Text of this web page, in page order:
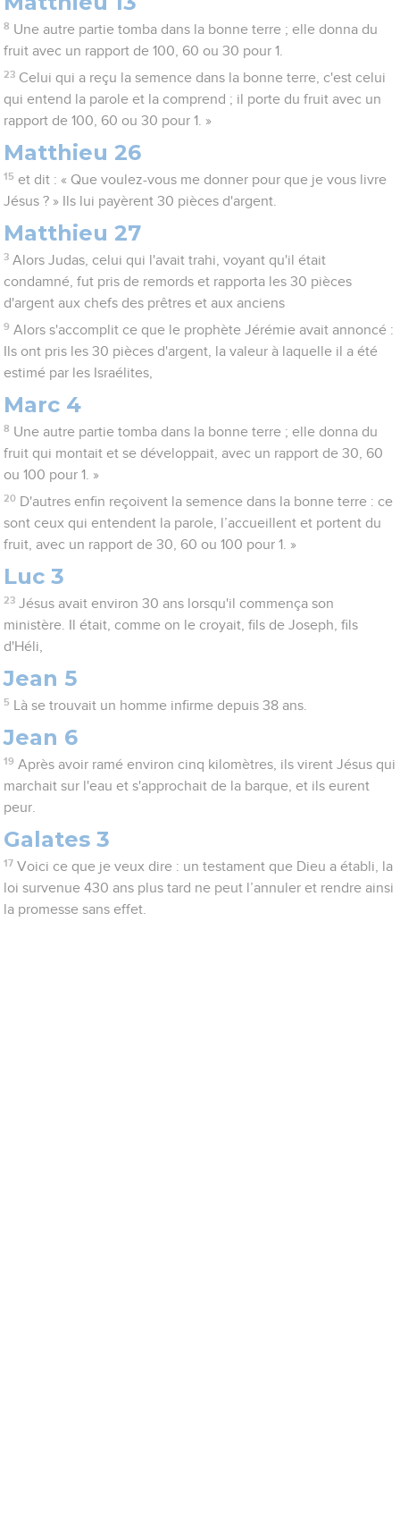
8 Une autre partie tomba dans la bonne terre ; elle donna du
fruit avec un rapport de 100, 60 ou 30 pour 1.
23 Celui qui a reçu la semence dans la bonne terre, c'est celui
qui entend la parole et la comprend ; il porte du fruit avec un
rapport de 100, 60 ou 30 pour 1. »
Matthieu 26
15 et dit : « Que voulez-vous me donner pour que je vous livre
Jésus ? » Ils lui payèrent 30 pièces d'argent.
Matthieu 27
3 Alors Judas, celui qui l'avait trahi, voyant qu'il était
condamné, fut pris de remords et rapporta les 30 pièces
d'argent aux chefs des prêtres et aux anciens
9 Alors s'accomplit ce que le prophète Jérémie avait annoncé :
Ils ont pris les 30 pièces d'argent, la valeur à laquelle il a été
estimé par les Israélites,
Marc 4
8 Une autre partie tomba dans la bonne terre ; elle donna du
fruit qui montait et se développait, avec un rapport de 30, 60
ou 100 pour 1. »
20 D'autres enfin reçoivent la semence dans la bonne terre : ce
sont ceux qui entendent la parole, l’accueillent et portent du
fruit, avec un rapport de 30, 60 ou 100 pour 1. »
Luc 3
23 Jésus avait environ 30 ans lorsqu'il commença son
ministère. Il était, comme on le croyait, fils de Joseph, fils
d'Héli,
Jean 5
5 Là se trouvait un homme infirme depuis 38 ans.
Jean 6
19 Après avoir ramé environ cinq kilomètres, ils virent Jésus qui
marchait sur l'eau et s'approchait de la barque, et ils eurent
peur.
Galates 3
17 Voici ce que je veux dire : un testament que Dieu a établi, la
loi survenue 430 ans plus tard ne peut l’annuler et rendre ainsi
la promesse sans effet.